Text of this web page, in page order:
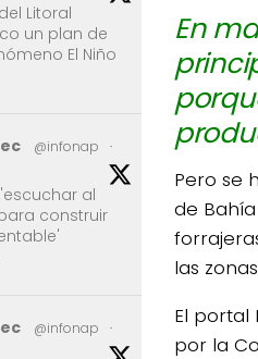
En
Pero se
de
las
El portal
por la
Litoral
un plan de
El Niño
@infonap
·
al
construir
@infonap
·